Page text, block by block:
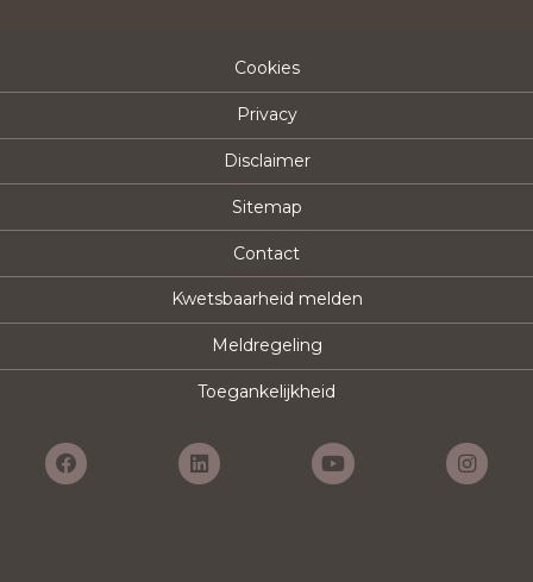
Cookies
Privacy
Disclaimer
Sitemap
Contact
Kwetsbaarheid melden
Meldregeling
Toegankelijkheid